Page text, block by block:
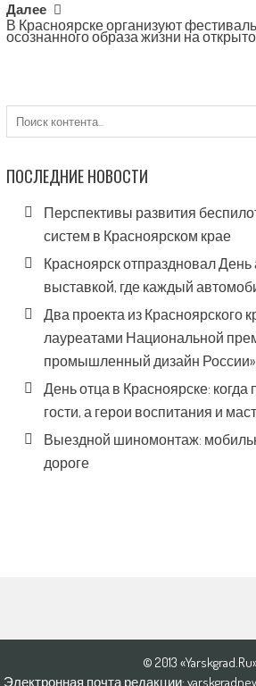
Далее
В Красноярске организуют
осознанного образа жизни на
ПОСЛЕДНИЕ НОВОСТИ
Перспективы развития
систем в Красноярском крае
Красноярск отпраздновал
выставкой, где каждый
Два проекта из Красноярского
лауреатами Национальной
промышленный дизайн России»
День отца в Красноярске:
гости, а герои воспитания и
Выездной шиномонтаж:
дороге
© 2013
Электронная почта редакции: